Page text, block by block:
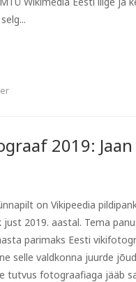
2019:
on Vikipeedia
just 2019. aastal. Tema
parimaks Eesti
selle valdkonna juurde
tutvus fotograafiaga jääb